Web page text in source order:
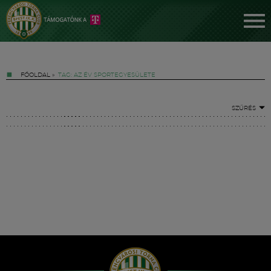
FŐOLDAL » TAG: AZ ÉV SPORTEGYESÜLETE
SZŰRÉS
Hírek